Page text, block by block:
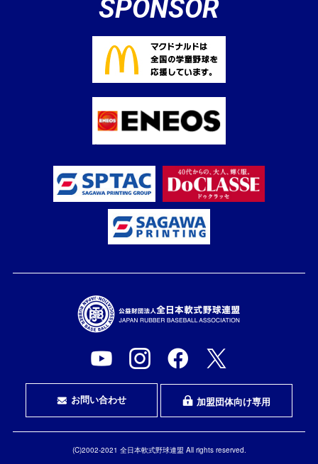
SPONSOR
お問い合わせ 加盟団体向け専用
(C)2002-2021 全日本軟式野球連盟 All rights reserved.